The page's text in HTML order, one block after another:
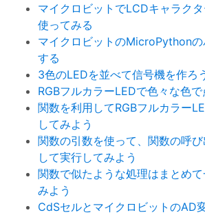
マイクロビットでLCDキャラク
使ってみる
マイクロビットのMicroPython
する
3色のLEDを並べて信号機を作ろ
RGBフルカラーLEDで色々な色
関数を利用してRGBフルカラー
してみよう
関数の引数を使って、関数の呼
して実行してみよう
関数で似たような処理はまとめ
みよう
CdSセルとマイクロビットのAD